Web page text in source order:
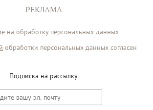
РЕКЛАМА
на обработку персональных данных
обработки персональных данных согласен
Подписка на рассылку